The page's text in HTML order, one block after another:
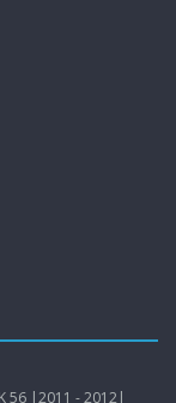
56 |2011 - 2012|